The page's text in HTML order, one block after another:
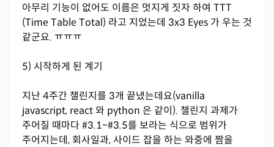
아무리 기능이 없어도 이름은 멋지게 짓자 하여 TTT
(Time Table Total) 라고 지었는데 3x3 Eyes 가 우는 것
같군요. ㅠㅠㅠ
5) 시작하게 된 계기
지난 4주간 챌린지를 3개 끝냈는데요(vanilla
javascript, react 와 python 은 같이). 챌린지 과제가
주어질 때마다 #3.1~#3.5를 보라는 식으로 범위가
주어지는데, 회사일과, 사이드 잡을 하는 와중에 짬을